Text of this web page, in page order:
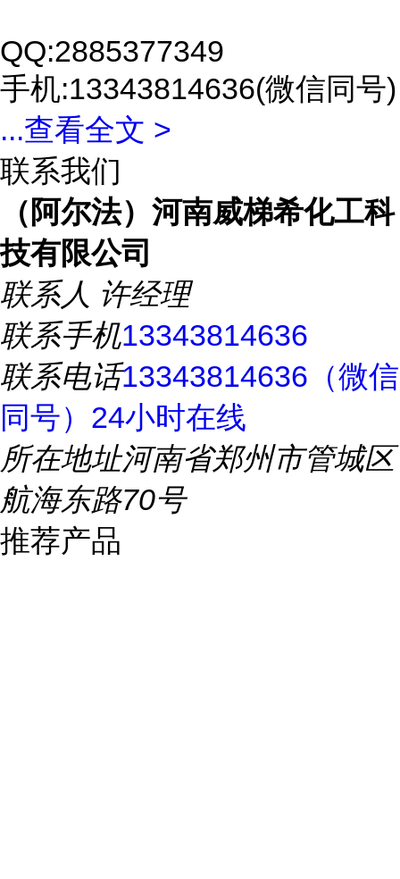
QQ:2885377349
手机:13343814636(微信同号)
...查看全文 >
联系我们
（阿尔法）河南威梯希化工科
技有限公司
联系人 许经理
联系手机13343814636
联系电话13343814636（微信
同号）24小时在线
所在地址河南省郑州市管城区
航海东路70号
推荐产品